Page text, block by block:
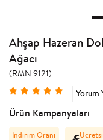
Ahşap Hazeran
Ağacı
(RMN 9121)
Yorum
Ürün Kampanyaları
İndirim Oranı